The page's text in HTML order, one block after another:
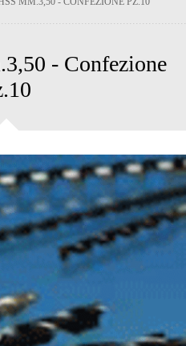
- Confezione